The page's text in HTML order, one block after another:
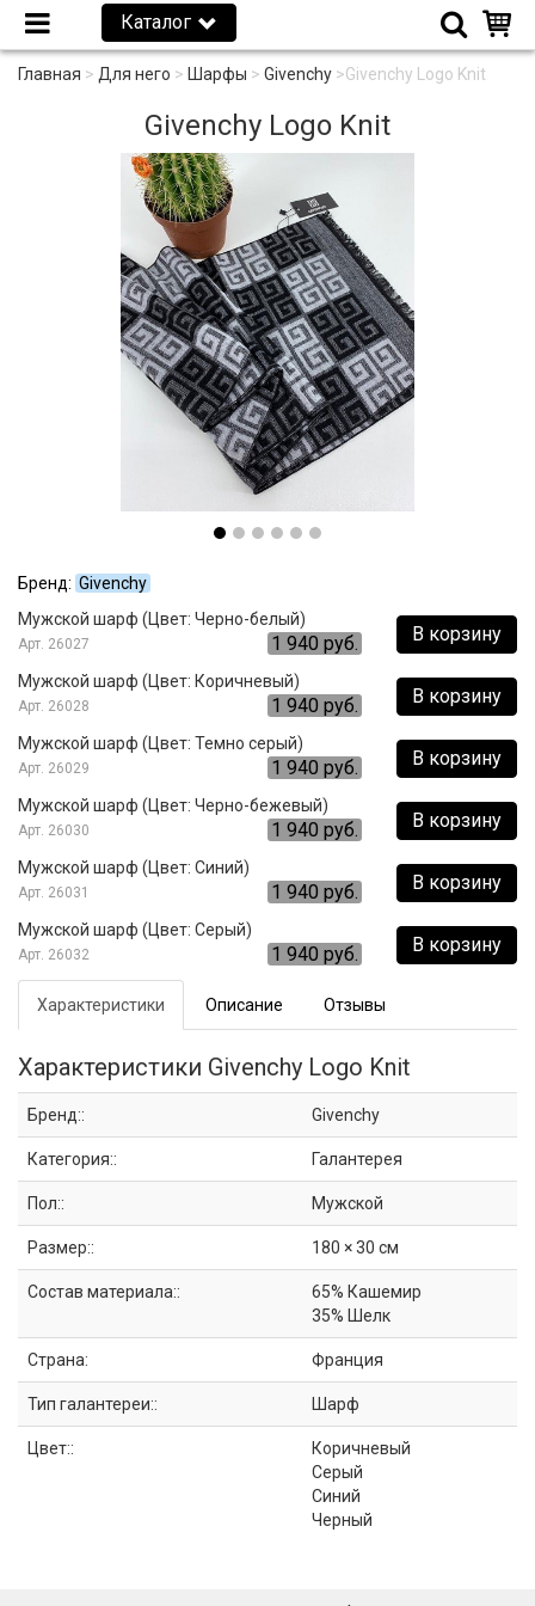
Каталог
Главная > Для него > Шарфы > Givenchy >Givenchy Logo Knit
Givenchy Logo Knit
Бренд: Givenchy
В корзину
Мужской шарф (Цвет: Черно-белый)
26027 1 940 руб.
В корзину
Мужской шарф (Цвет: Коричневый)
26028 1 940 руб.
В корзину
Мужской шарф (Цвет: Темно серый)
26029 1 940 руб.
В корзину
Мужской шарф (Цвет: Черно-бежевый)
26030 1 940 руб.
В корзину
Мужской шарф (Цвет: Синий)
26031 1 940 руб.
В корзину
Мужской шарф (Цвет: Серый)
26032 1 940 руб.
Характеристики Описание Отзывы
Характеристики Givenchy Logo Knit
Бренд:: Givenchy
Категория:: Галантерея
Пол:: Мужской
Размер:: 180 × 30 см
Состав материала::
65% Кашемир
35% Шелк
Страна: Франция
Тип галантереи:: Шарф
Цвет::
Коричневый
Серый
Синий
Черный